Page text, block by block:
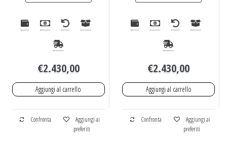
€2.430,00
Aggiungi al carrello
Confronta
Aggiungi ai
preferiti
€2.430,00
Aggiungi al carrello
Confronta
Aggiungi ai
preferiti